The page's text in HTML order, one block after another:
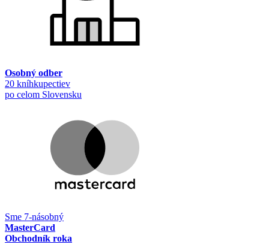
Osobný odber
20 kníhkupectiev
po celom Slovensku
Sme 7-násobný
MasterCard
Obchodník roka